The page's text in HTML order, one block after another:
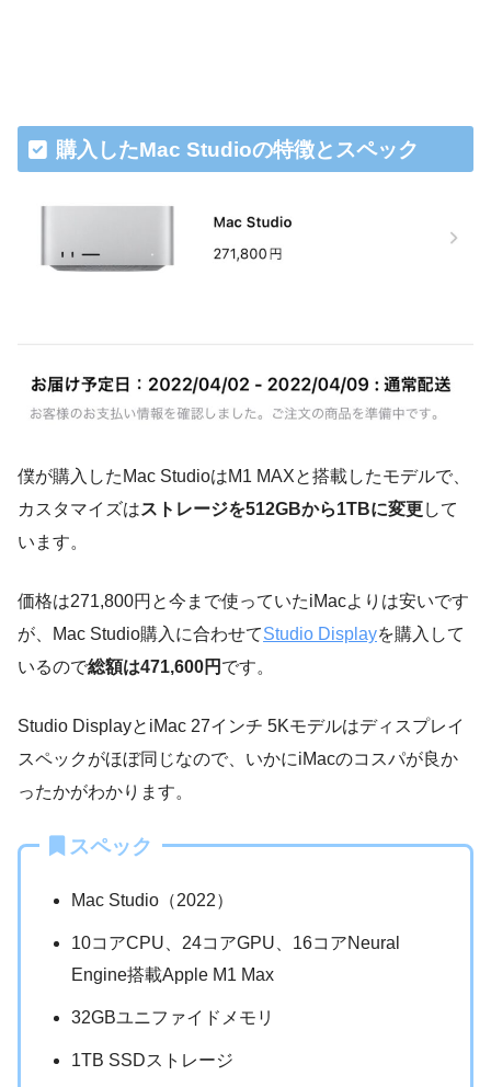
購入したMac Studioの特徴とスペック
僕が購入したMac StudioはM1 MAXと搭載したモデルで、
カスタマイズはストレージを512GBから1TBに変更して
います。
価格は271,800円と今まで使っていたiMacよりは安いです
が、Mac Studio購入に合わせてStudio Displayを購入して
いるので総額は471,600円 です。
Studio DisplayとiMac 27インチ 5Kモデルはディスプレイ
スペックがほぼ同じなので、いかにiMacのコスパが良か
ったかがわかります。
スペック
Mac Studio（2022）
10コアCPU、24コアGPU、16コアNeural
Engine搭載Apple M1 Max
32GBユニファイドメモリ
1TB SSDストレージ